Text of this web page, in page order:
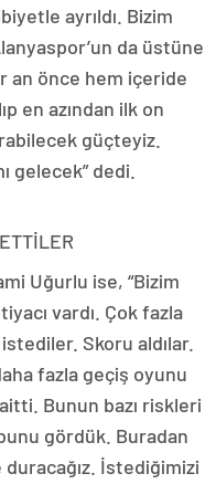
ayrıldı. Bizim
da üstüne
an önce hem içeride
en azından ilk on
güçteyiz.
gelecek” dedi.
Uğurlu ise, “Bizim
vardı. Çok fazla
Skoru aldılar.
fazla geçiş oyunu
Bunun bazı riskleri
gördük. Buradan
İstediğimizi